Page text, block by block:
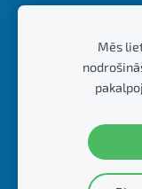
Mācītājmāja
Plostnieku
Kubeseles
Mēs